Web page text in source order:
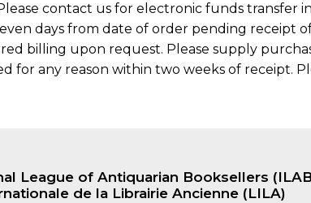
contact us for electronic funds transfer
days from date of order pending receipt
billing upon request. Please supply
for any reason within two weeks of receipt.
League of Antiquarian Booksellers
de la Librairie Ancienne (LILA)